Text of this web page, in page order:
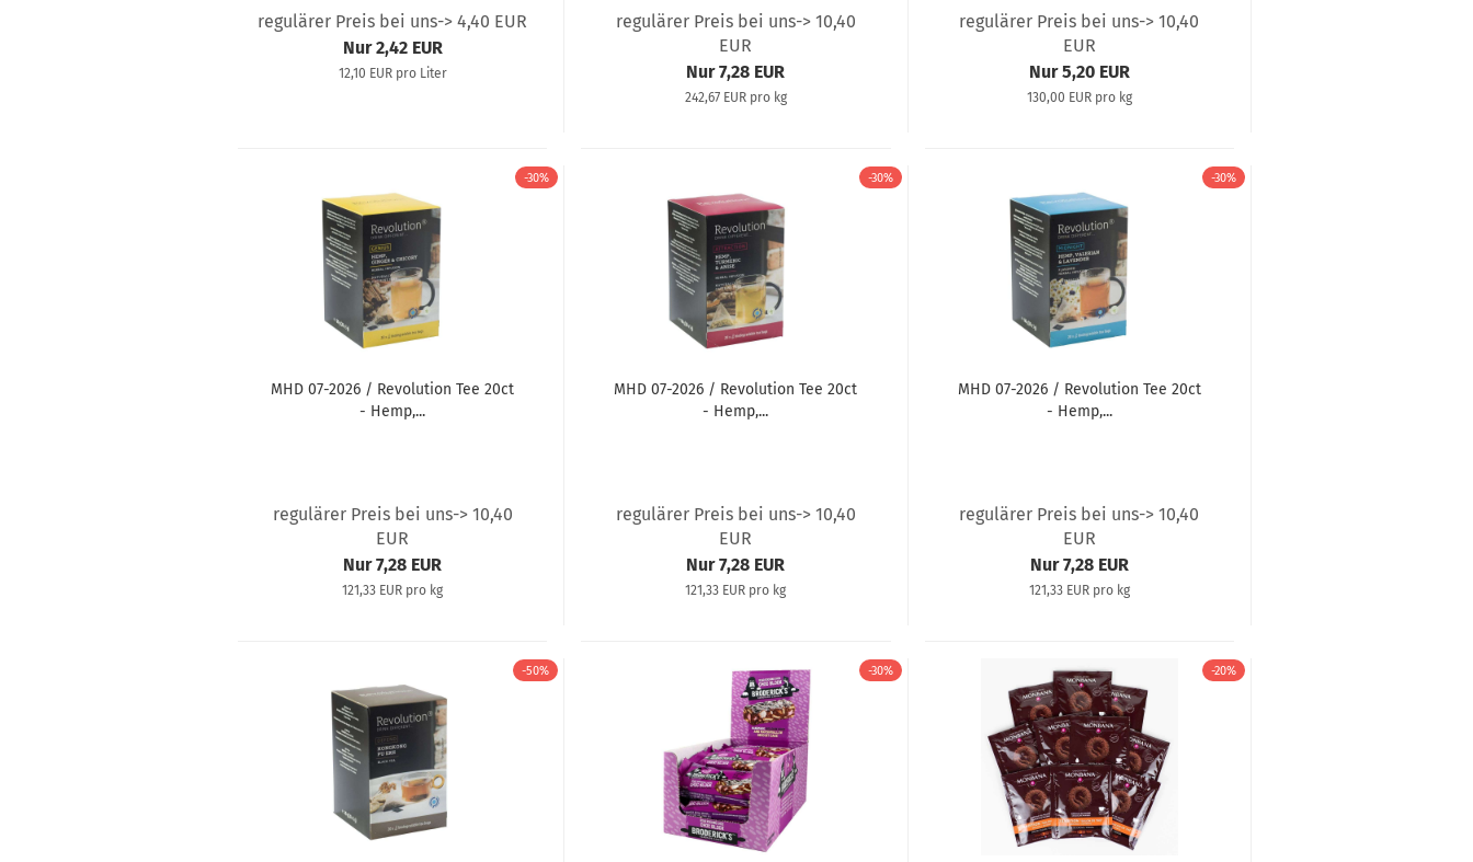
regulärer Preis bei uns-> 4,40 EUR
Nur 2,42 EUR
12,10 EUR pro Liter
regulärer Preis bei uns-> 10,40
EUR
Nur 7,28 EUR
242,67 EUR pro kg
regulärer Preis bei uns-> 10,40
EUR
Nur 5,20 EUR
130,00 EUR pro kg
-30%
MHD 07-2026 / Revolution Tee 20ct
- Hemp,...
regulärer Preis bei uns-> 10,40
EUR
Nur 7,28 EUR
121,33 EUR pro kg
-30%
MHD 07-2026 / Revolution Tee 20ct
- Hemp,...
regulärer Preis bei uns-> 10,40
EUR
Nur 7,28 EUR
121,33 EUR pro kg
-30%
MHD 07-2026 / Revolution Tee 20ct
- Hemp,...
regulärer Preis bei uns-> 10,40
EUR
Nur 7,28 EUR
121,33 EUR pro kg
-50% -30% -20%